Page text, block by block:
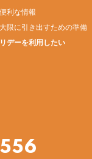
利な情報
限に引き出すための準備
デーを利用したい